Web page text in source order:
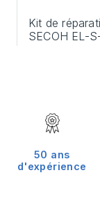
Kit de
SECOH EL-
50 ans
d'expérience